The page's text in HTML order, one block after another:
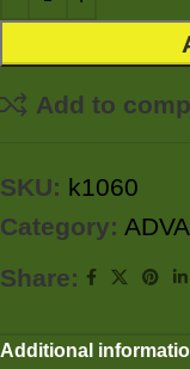
Add to
SKU: k1060
Category:
Share:
Additional